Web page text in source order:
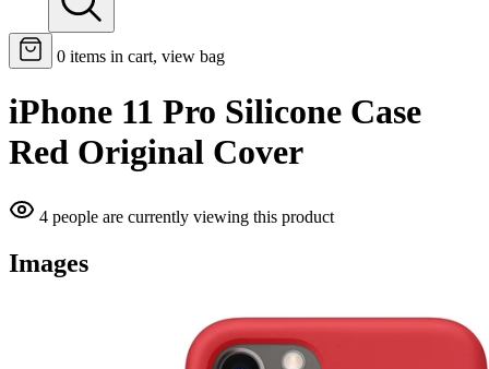
0 items in cart, view bag
iPhone 11 Pro Silicone Case
Red Original Cover
4 people are currently viewing this product
Images